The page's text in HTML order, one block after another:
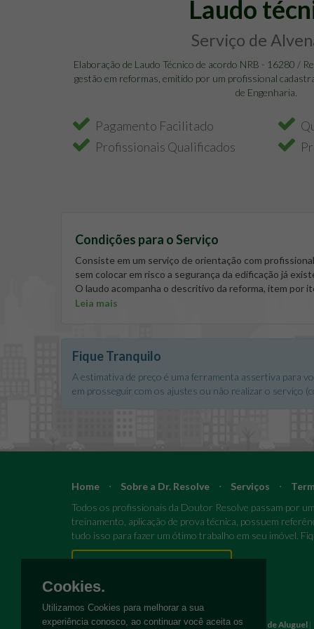
Laudo
Serviço de
Elaboração de Laudo Técnico de acordo NRB - 16280 /
gestão em reformas, emitido por um profissional
de Engenharia.
Pagamento Facilitado
Profissionais Qualificados
Condições para o Serviço
Consiste em um serviço de orientação com
sem colocar em risco a segurança da edificação já
O laudo acompanha o descritivo da reforma, item por
(a)) ou ART (Anotação de Responsabilidade Técnica
Na contratação deste tipo de prestação de serviço a
Leia mais
Fique Tranquilo
A estimativa de preço é uma ferramenta assertiva para
em prosseguir com os ajustes ou não realizar o serviço
Home ⋅ Sobre a Dr. Resolve ⋅ Serviços ⋅
Todos os profissionais da Doutor Resolve passam por
treinamento, aplicação de prova técnica, possuem
tudo isso para fazer um ótimo trabalho em seu imóvel.
Pronto para reparos e reformas?
Pedreiro|Eletricista|Encanador| Pintor |Marido de Aluguel |
Cookies.
Utilizamos Cookies para melhorar a sua
experiência conosco, ao continuar você aceita os